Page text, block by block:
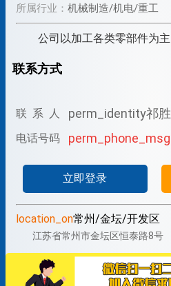
所属行业： 机械制造/机电/重工
公司以加工各类零部件为主
联系方式
联 系 人 perm_identity祁胜
电话号码 perm_phone_msg
立即登录
location_on常州/金坛/开发区
江苏省常州市金坛区恒泰路8号